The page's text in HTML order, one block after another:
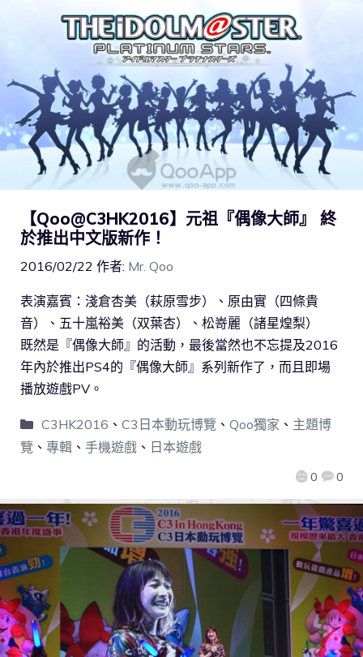
【Qoo@C3HK2016】元祖『偶像大師』 終
於推出中文版新作！
2016/02/22 作者: Mr. Qoo
0 0
表演嘉賓：淺倉杏美（萩原雪步）、原由實（四條貴
音）、五十嵐裕美（双葉杏）、松嵜麗（諸星煌梨）
既然是『偶像大師』的活動，最後當然也不忘提及2016
年內於推出PS4的『偶像大師』系列新作了，而且即場
播放遊戲PV。
C3HK2016 、 C3日本動玩博覽 、 Qoo獨家 、 主題博
覽 、 專輯 、 手機遊戲 、 日本遊戲